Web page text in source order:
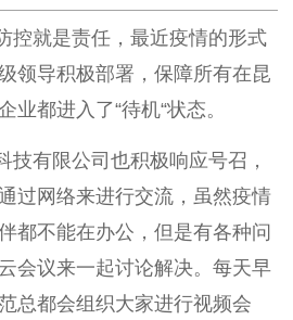
控就是责任，最近疫情的形式
领导积极部署，保障所有在昆
业都进入了“待机“状态。
技有限公司也积极响应号召，
过网络来进行交流，虽然疫情
都不能在办公，但是有各种问
会议来一起讨论解决。每天早
总都会组织大家进行视频会